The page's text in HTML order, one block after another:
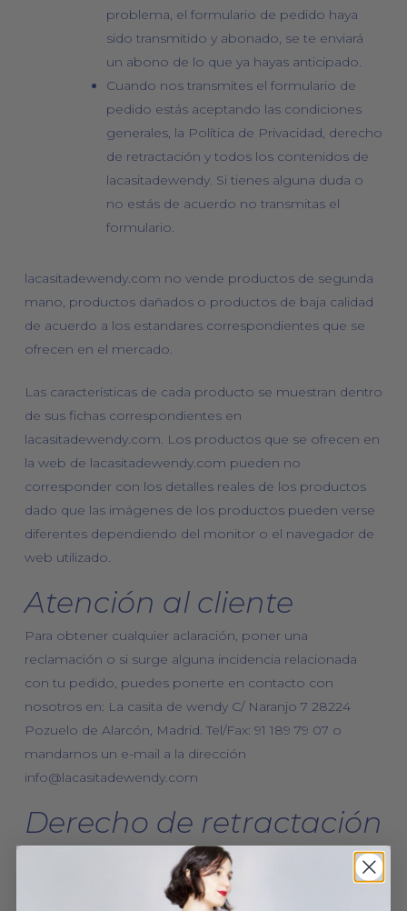
problema, el formulario de pedido haya
sido transmitido y abonado, se te enviará
un abono de lo que ya hayas anticipado.
Cuando nos transmites el formulario de
pedido estás aceptando las condiciones
generales, la Política de Privacidad, derecho
de retractación y todos los contenidos de
lacasitadewendy. Si tienes alguna duda o
no estás de acuerdo no transmitas el
formulario.
lacasitadewendy.com no vende productos de segunda
mano, productos dañados o productos de baja calidad
de acuerdo a los estandares correspondientes que se
ofrecen en el mercado.
Las características de cada producto se muestran dentro
de sus fichas correspondientes en
lacasitadewendy.com. Los productos que se ofrecen en
la web de lacasitadewendy.com pueden no
corresponder con los detalles reales de los productos
dado que las imágenes de los productos pueden verse
diferentes dependiendo del monitor o el navegador de
web utilizado.
Atención al cliente
Para obtener cualquier aclaración, poner una
reclamación o si surge alguna incidencia relacionada
con tu pedido, puedes ponerte en contacto con
nosotros en: La casita de wendy C/ Naranjo 7 28224
Pozuelo de Alarcón, Madrid. Tel/Fax: 91 189 79 07 o
mandarnos un e-mail a la dirección
info@lacasitadewendy.com
Derecho de retractación
nos preocupa la satisfacción de
nuestros clientes. Si por alguna razón no estás
plenamente satisfecho o simplemente lo que has